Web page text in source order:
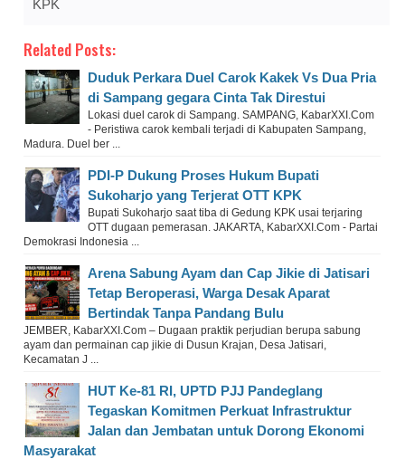
KPK
Related Posts:
Duduk Perkara Duel Carok Kakek Vs Dua Pria
di Sampang gegara Cinta Tak Direstui
Lokasi duel carok di Sampang. SAMPANG, KabarXXI.Com
- Peristiwa carok kembali terjadi di Kabupaten Sampang,
Madura. Duel ber ...
PDI-P Dukung Proses Hukum Bupati
Sukoharjo yang Terjerat OTT KPK
Bupati Sukoharjo saat tiba di Gedung KPK usai terjaring
OTT dugaan pemerasan. JAKARTA, KabarXXI.Com - Partai
Demokrasi Indonesia ...
Arena Sabung Ayam dan Cap Jikie di Jatisari
Tetap Beroperasi, Warga Desak Aparat
Bertindak Tanpa Pandang Bulu
JEMBER, KabarXXI.Com – Dugaan praktik perjudian berupa sabung
ayam dan permainan cap jikie di Dusun Krajan, Desa Jatisari,
Kecamatan J ...
HUT Ke-81 RI, UPTD PJJ Pandeglang
Tegaskan Komitmen Perkuat Infrastruktur
Jalan dan Jembatan untuk Dorong Ekonomi
Masyarakat